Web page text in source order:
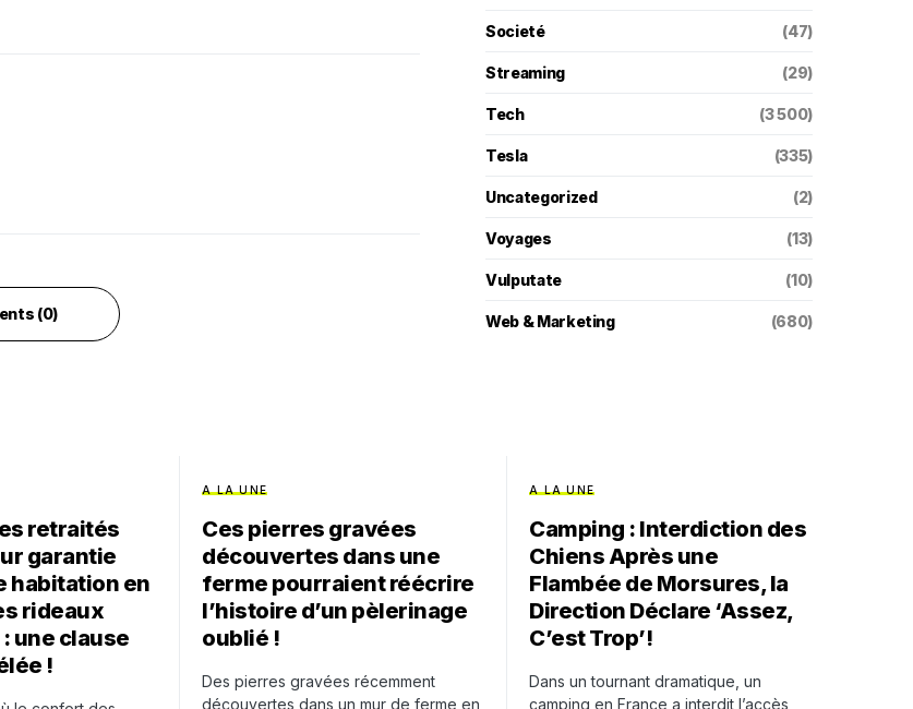
(0)
Societé (47)
Streaming (29)
Tech (3 500)
Tesla (335)
Uncategorized (2)
Voyages (13)
Vulputate (10)
Web & Marketing (680)
retraités
garantie
habitation en
rideaux
une clause
!
A LA UNE
Ces pierres gravées
découvertes dans une
ferme pourraient réécrire
l’histoire d’un pèlerinage
oublié !
Des pierres gravées récemment
découvertes dans un mur de ferme en
A LA UNE
Camping : Interdiction des
Chiens Après une
Flambée de Morsures, la
Direction Déclare ‘Assez,
C’est Trop’!
Dans un tournant dramatique, un
camping en France a interdit l’accès